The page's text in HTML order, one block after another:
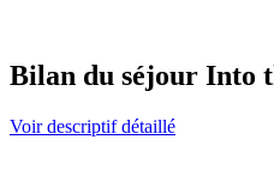
Bilan du séjour Into
Voir descriptif détaillé